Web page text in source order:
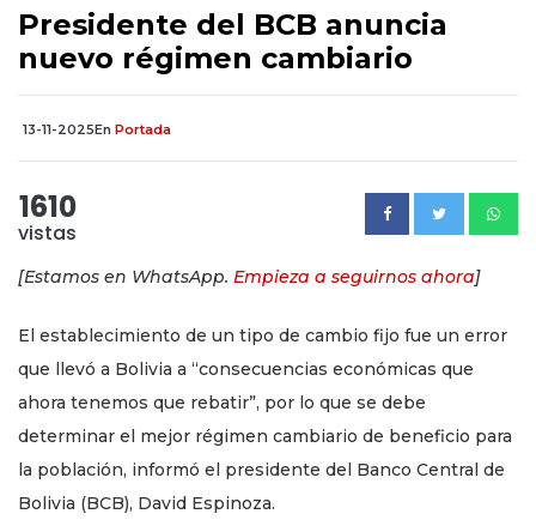
Presidente del BCB anuncia
nuevo régimen cambiario
13-11-2025En Portada
1610
vistas
[Estamos en WhatsApp. Empieza a seguirnos ahora]
El establecimiento de un tipo de cambio fijo fue un error
que llevó a Bolivia a “consecuencias económicas que
ahora tenemos que rebatir”, por lo que se debe
determinar el mejor régimen cambiario de beneficio para
la población, informó el presidente del Banco Central de
Bolivia (BCB), David Espinoza.